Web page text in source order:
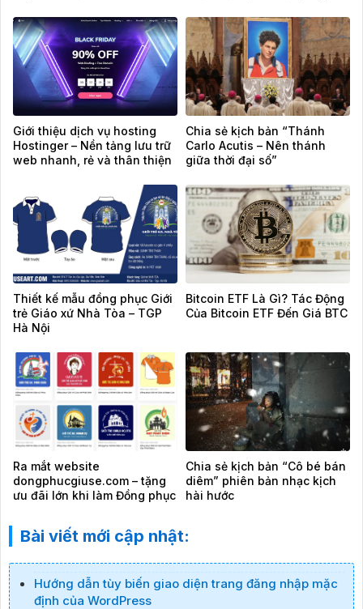
website
Giới thiệu dịch vụ hosting
Hostinger – Nền tảng lưu trữ
web nhanh, rẻ và thân thiện
Chia sẻ kịch bản “Thánh
Carlo Acutis – Nên thánh
giữa thời đại số”
Thiết kế mẫu đồng phục Giới
trẻ Giáo xứ Nhà Tòa – TGP
Hà Nội
Bitcoin ETF Là Gì? Tác Động
Của Bitcoin ETF Đến Giá BTC
Ra mắt website
dongphucgiuse.com – tặng
ưu đãi lớn khi làm Đồng phục
Chia sẻ kịch bản “Cô bé bán
diêm” phiên bản nhạc kịch
hài hước
Bài viết mới cập nhật:
Hướng dẫn tùy biến giao diện trang đăng nhập mặc
định của WordPress